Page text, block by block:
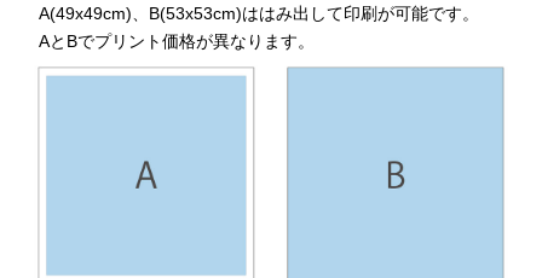
A(49x49cm)、B(53x53cm)ははみ出して印刷が可能です。
AとBでプリント価格が異なります。